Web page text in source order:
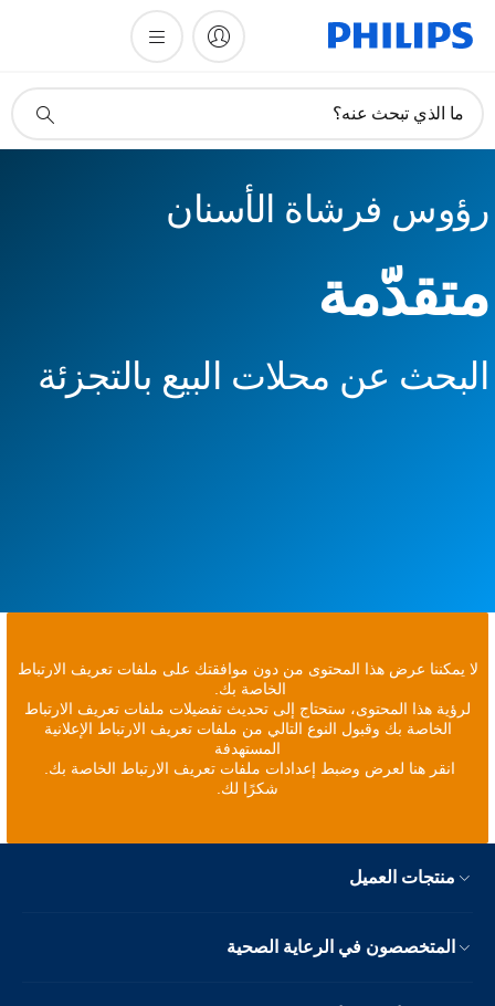
دعم
ما الذي تبحث عنه؟
رؤوس فرشاة الأسنان
متقدّمة
البحث عن محلات البيع بالتجزئة
لا يمكننا عرض هذا المحتوى من دون موافقتك على ملفات تعريف الارتباط
الخاصة بك.
لرؤية هذا المحتوى، ستحتاج إلى تحديث تفضيلات ملفات تعريف الارتباط
الخاصة بك وقبول النوع التالي من ملفات تعريف الارتباط الإعلانية
المستهدفة
انقر هنا لعرض وضبط إعدادات ملفات تعريف الارتباط الخاصة بك.
شكرًا لك.
منتجات العميل
المتخصصون في الرعاية الصحية